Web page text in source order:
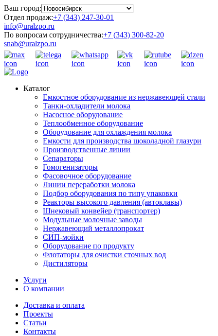
Ваш город:
Отдел продаж:+7 (343) 247-30-01
info@uralzpo.ru
По вопросам сотрудничества:+7 (343) 300-82-20
snab@uralzpo.ru
Каталог
Емкостное оборудование из нержавеющей стали
Танки-охладители молока
Насосное оборудование
Теплообменное оборудование
Оборудование для охлаждения молока
Емкости для производства шоколадной глазури
Производственные линии
Сепараторы
Гомогенизаторы
Фасовочное оборудование
Линии переработки молока
Подбор оборудования по типу упаковки
Реакторы высокого давления (автоклавы)
Шнековый конвейер (транспортер)
Модульные молочные заводы
Нержавеющий металлопрокат
СИП-мойки
Оборудование по продукту
Флотаторы для очистки сточных вод
Дистиляторы
Услуги
О компании
Доставка и оплата
Проекты
Статьи
Контакты